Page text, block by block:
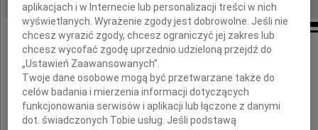
tak szybko nas opuściłaś
Joanno,
aplikacjach i w Internecie lub personalizacji treści w nich
wyświetlanych. Wyrażenie zgody jest dobrowolne. Jeśli nie
chcesz wyrazić zgody, chcesz ograniczyć jej zakres lub
chcesz wycofać zgodę uprzednio udzieloną przejdź do
„Ustawień Zaawansowanych”.
Twoje dane osobowe mogą być przetwarzane także do
celów badania i mierzenia informacji dotyczących
funkcjonowania serwisów i aplikacji lub łączone z danymi
dot. świadczonych Tobie usług. Jeśli podstawą